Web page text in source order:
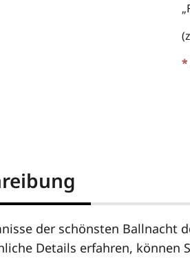
*
der schönsten Ballnacht
Details erfahren, können